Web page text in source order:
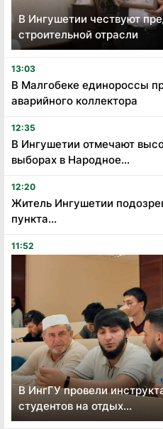
В Ингушетии чествуют
строительной отрасли
13:03
В Малгобеке единороссы
аварийного коллектора
12:35
В Ингушетии отмечают
выборах в Народное...
12:20
Житель Ингушетии
пункта...
11:52
В ИнгГУ провели
студентов на отдых...